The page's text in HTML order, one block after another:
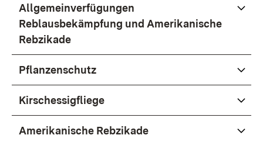
Allgemeinverfügungen
Reblausbekämpfung und Amerikanische
Rebzikade
Pflanzenschutz
Kirschessigfliege
Amerikanische Rebzikade